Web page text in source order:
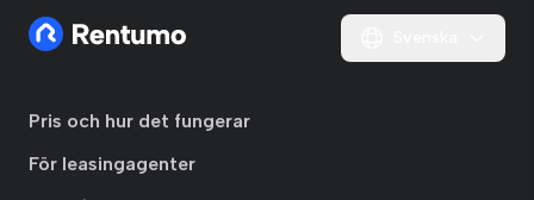
Pris och hur det fungerar
För leasingagenter